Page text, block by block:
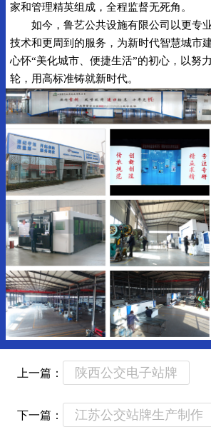
家和管理精英组成，全程监督无死角。
如今，鲁艺公共设施有限公司以更专
技术和更周到的服务，为新时代智慧城市
心怀“美化城市、便捷生活”的初心，以努
轮，用高标准铸就新时代。
上一篇： 陕西公交电子站牌
下一篇： 江苏公交站牌生产制作